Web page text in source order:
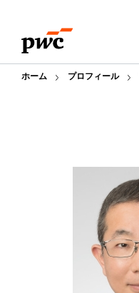
content
footer
ホーム プロフィール